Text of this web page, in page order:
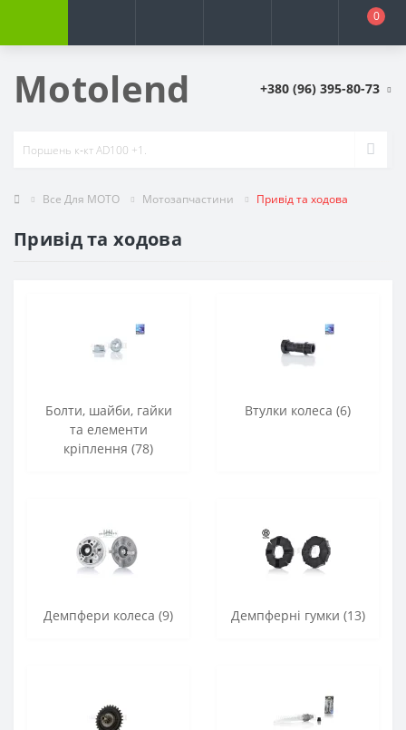
0
Motolend +380 (96) 395-80-73
Все Для МОТО Мотозапчастини Привід та ходова
Привід та ходова
Болти, шайби, гайки
та елементи
кріплення (78)
Втулки колеса (6)
Демпфери колеса (9) Демпферні гумки (13)